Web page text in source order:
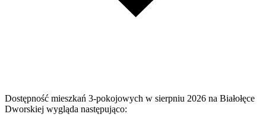
Dostępność mieszkań 3-pokojowych w sierpniu 2026 na Białołęce
Dworskiej wygląda następująco: